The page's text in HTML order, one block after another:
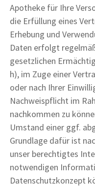
Apotheke für Ihre
die Erfüllung eines
Erhebung und
Daten erfolgt
gesetzlichen
h), im Zuge einer
oder nach Ihrer
Nachweispflicht im
nachkommen zu
Umstand einer ggf.
Grundlage dafür ist
unser berechtigtes
notwendigen
Datenschutzkonzept